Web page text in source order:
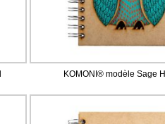
KOMONI® modèle Sage